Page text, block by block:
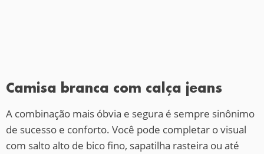
Camisa branca com calça jeans
A combinação mais óbvia e segura é sempre sinônimo
de sucesso e conforto. Você pode completar o visual
com salto alto de bico fino, sapatilha rasteira ou até